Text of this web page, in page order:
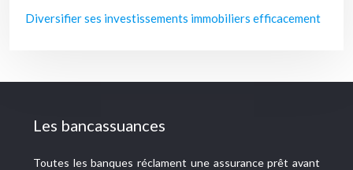
Diversifier ses investissements immobiliers efficacement
Les bancassuances
Toutes les banques réclament une assurance prêt avant